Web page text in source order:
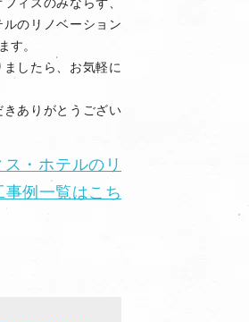
のリノベーション
す。
したら、お気軽に
ありがとうござい
・ホテルのリ
事例一覧はこち